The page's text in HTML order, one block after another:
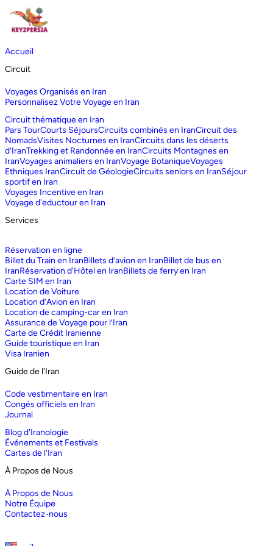
Accueil
Circuit
Voyages Organisés en Iran
Personnalisez Votre Voyage en Iran
Circuit thématique en Iran
Pars TourCourts SéjoursCircuits combinés en IranCircuit des
NomadsVisites Nocturnes en IranCircuits dans les déserts
d‘IranTrekking et Randonnée en IranCircuits Montagnes en
IranVoyages animaliers en IranVoyage BotaniqueVoyages
Ethniques IranCircuit de GéologieCircuits seniors en IranSéjour
sportif en Iran
Voyages Incentive en Iran
Voyage d'eductour en Iran
Services
Réservation en ligne
Billet du Train en IranBillets d’avion en IranBillet de bus en
IranRéservation d'Hôtel en IranBillets de ferry en Iran
Carte SIM en Iran
Location de Voiture
Location d’Avion en Iran
Location de camping-car en Iran
Assurance de Voyage pour l’Iran
Carte de Crédit Iranienne
Guide touristique en Iran
Visa Iranien
Guide de l'Iran
Code vestimentaire en Iran
Congés officiels en Iran
Journal
Blog d'Iranologie
Événements et Festivals
Cartes de l'Iran
À Propos de Nous
À Propos de Nous
Notre Équipe
Contactez-nous